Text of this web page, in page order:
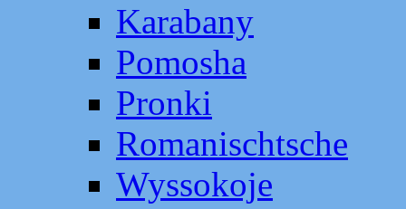
Karabany
Pomosha
Pronki
Romanischtsche
Wyssokoje